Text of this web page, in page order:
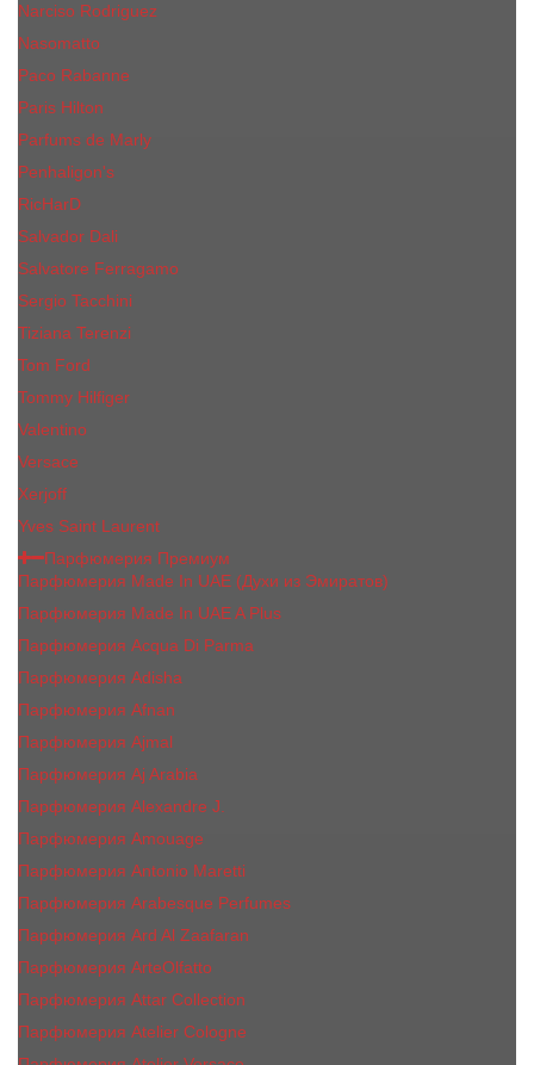
Narciso Rodriguez
Nasomatto
Paco Rabanne
Paris Hilton
Parfums de Marly
Penhaligon​'s
RicHarD
Salvador Dali
Salvatore Ferragamo
Sergio Tacchini
Tiziana Terenzi
Tom Ford
Tommy Hilfiger
Valentino
Versace
Xerjoff
Yves Saint Laurent
Парфюмерия Премиум
Парфюмерия Made In UAE (Духи из Эмиратов)
Парфюмерия Made In UAE A Plus
Парфюмерия Acqua Di Parma
Парфюмерия Adisha
Парфюмерия Afnan
Парфюмерия Ajmal
Парфюмерия Aj Arabia
Парфюмерия Alexandre J.
Парфюмерия Amouage
Парфюмерия Antonio Maretti
Парфюмерия Arabesque Perfumes
Парфюмерия Ard Al Zaafaran
Парфюмерия ArteOlfatto
Парфюмерия Attar Collection
Парфюмерия Atelier Cologne